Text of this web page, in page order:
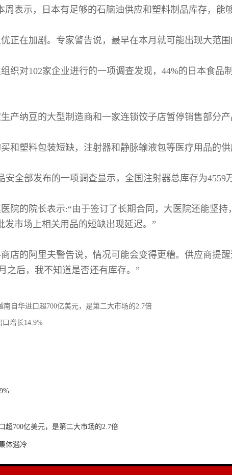
表示，日本有足够的石脑油供应和塑料制品库存，能
正在加剧。专家警告说，最早在本月就可能出现大范围
织对102家企业进行的一项调查发现，44%的日本食品
产纳豆的大型制造商和一家连锁饺子店暂停销售部分产
和塑料包装短缺，注射器和静脉输液包等医疗用品的供
安全部发布的一项调查显示，全国注射器总库存为4559
院的院长表示:“由于签订了长期合同，大医院还能坚
发市场上相关用品的短缺出现延迟。”
店的阿里夫警告说，情况可能会变得更糟。供应商提
之后，我不知道是否还有库存。”
南自华进口超700亿美元，是第二大市场的2.7倍
口增长14.9%
超700亿美元，是第二大市场的2.7倍
体遇冷